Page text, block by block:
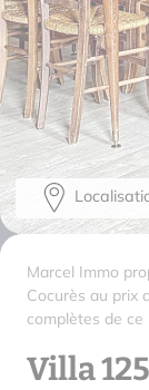
Marcel Immo
Cocurès au prix
complètes de
Villa